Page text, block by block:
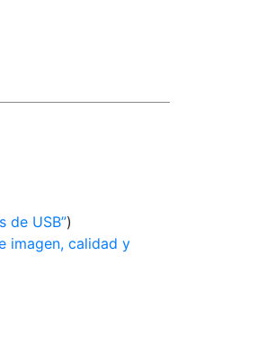
de USB )
imagen, calidad y